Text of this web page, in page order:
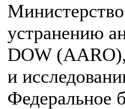
устранению
DOW
и
Федеральное